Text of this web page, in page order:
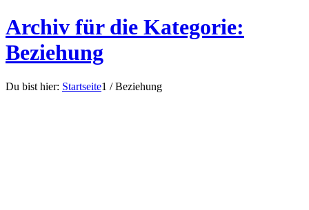
Archiv für die Kategorie:
Beziehung
Du bist hier: Startseite1 / Beziehung